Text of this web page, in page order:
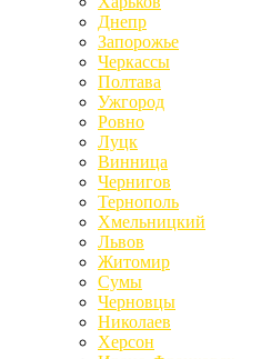
Днепр
Запорожье
Черкассы
Полтава
Ужгород
Ровно
Луцк
Винница
Чернигов
Тернополь
Хмельницкий
Львов
Житомир
Сумы
Черновцы
Николаев
Херсон